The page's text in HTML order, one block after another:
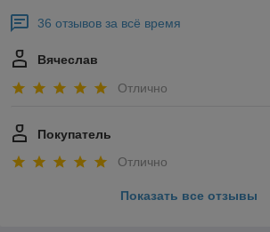
36 отзывов за всё время
Вячеслав
Отлично
Покупатель
Отлично
Показать все отзывы